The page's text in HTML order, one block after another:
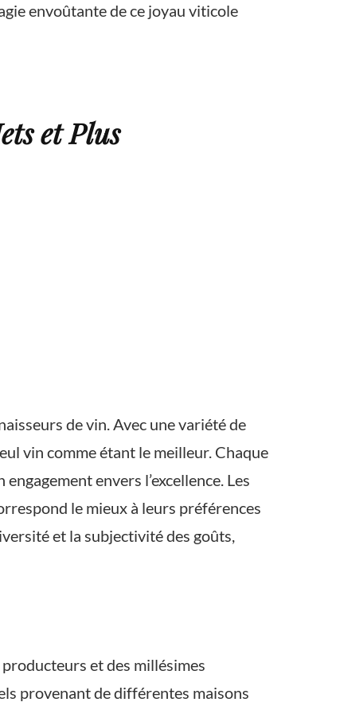
envoûtante de ce joyau viticole
et Plus
de vin. Avec une variété de
vin comme étant le meilleur. Chaque
envers l’excellence. Les
le mieux à leurs préférences
et la subjectivité des goûts,
et des millésimes
provenant de différentes maisons